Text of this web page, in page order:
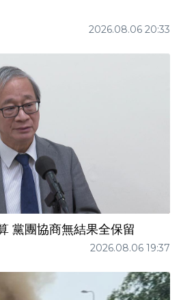
2026.08.06 20:33
黨團協商無結果全保留
2026.08.06 19:37